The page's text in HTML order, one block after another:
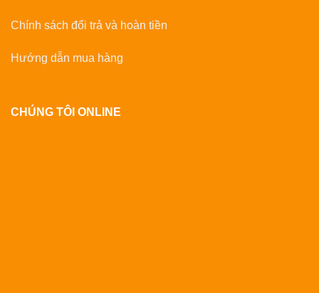
Chính sách đổi trả và hoàn tiền
Hướng dẫn mua hàng
CHÚNG TÔI ONLINE